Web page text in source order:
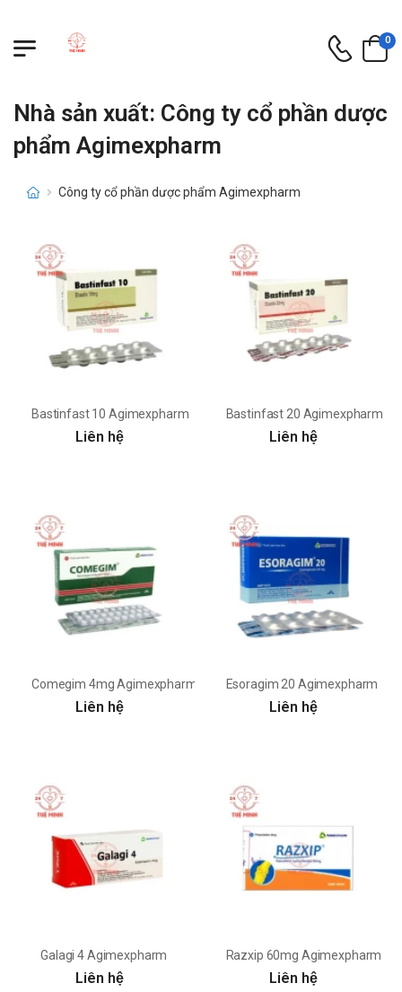
0
Nhà sản xuất: Công ty cổ phần dược
phẩm Agimexpharm
Công ty cổ phần dược phẩm Agimexpharm
Bastinfast 10 Agimexpharm
Liên hệ
Bastinfast 20 Agimexpharm
Liên hệ
Comegim 4mg Agimexpharm
Liên hệ
Esoragim 20 Agimexpharm
Liên hệ
Galagi 4 Agimexpharm
Liên hệ
Razxip 60mg Agimexpharm
Liên hệ